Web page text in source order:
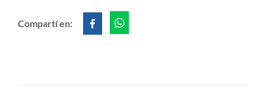
Compartí en: